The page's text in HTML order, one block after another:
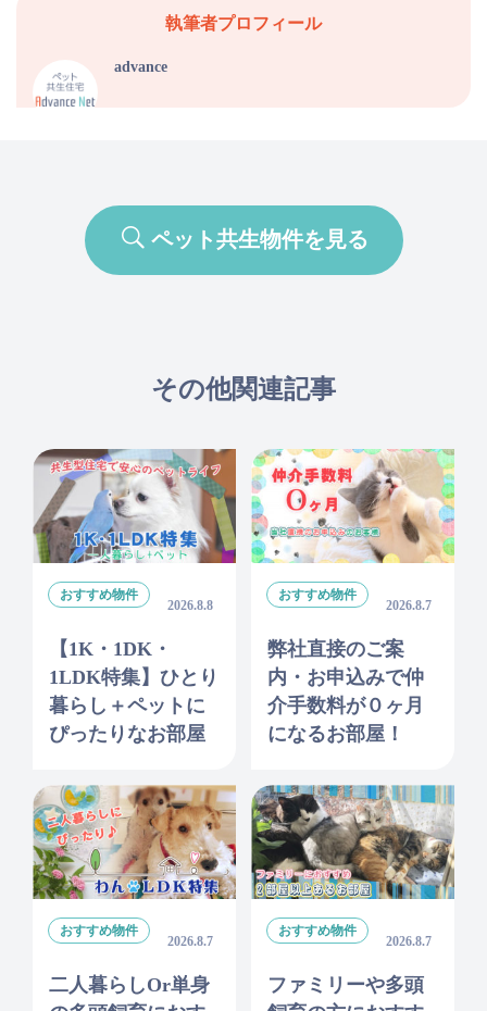
執筆者プロフィール
advance
ペット共生物件を見る
その他関連記事
おすすめ物件
2026.8.8
【1K・1DK・
1LDK特集】ひとり
暮らし＋ペットに
ぴったりなお部屋
おすすめ物件
2026.8.7
弊社直接のご案
内・お申込みで仲
介手数料が０ヶ月
になるお部屋！
おすすめ物件
2026.8.7
二人暮らしor単身
おすすめ物件
2026.8.7
ファミリーや多頭